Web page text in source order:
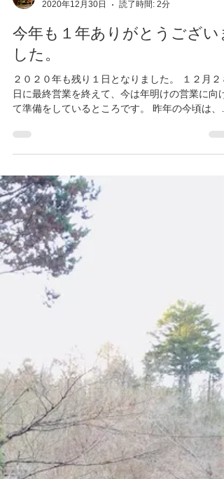
お客...
2020年12月30日
読了時間: 2分
今年も１年ありがとうござい
した。
２０２０年も残り１日となりました。 １２月２
て準備をしているところです。 昨年の今頃は、
しい１年、オリンピックイヤーがどんな年になる
た２０２０年。...